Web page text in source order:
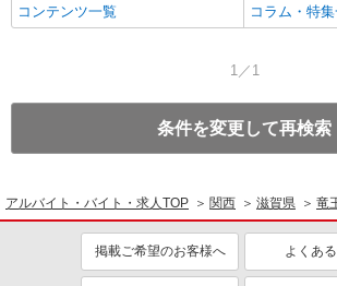
コンテンツ一覧
コラム・特
1／1
条件を変更して再検索
アルバイト・バイト・求人TOP 関西 滋賀県 竜
掲載ご希望のお客様へ よくあ